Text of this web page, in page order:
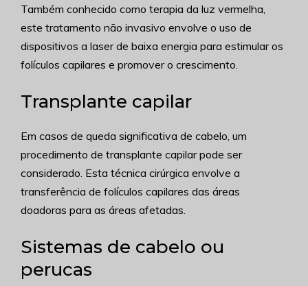
Também conhecido como terapia da luz vermelha,
este tratamento não invasivo envolve o uso de
dispositivos a laser de baixa energia para estimular os
folículos capilares e promover o crescimento.
Transplante capilar
Em casos de queda significativa de cabelo, um
procedimento de transplante capilar pode ser
considerado. Esta técnica cirúrgica envolve a
transferência de folículos capilares das áreas
doadoras para as áreas afetadas.
Sistemas de cabelo ou
perucas